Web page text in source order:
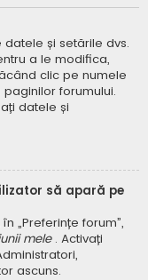
datele și setările dvs.
a le modifica,
clic pe numele
forumului.
datele și
să apară pe
„Preferințe forum”,
mele . Activați
ascuns.